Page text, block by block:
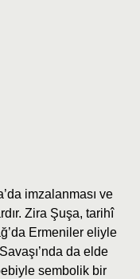
imzalanması ve
Zira Şuşa, tarihî
Ermeniler eliyle
da elde
sembolik bir